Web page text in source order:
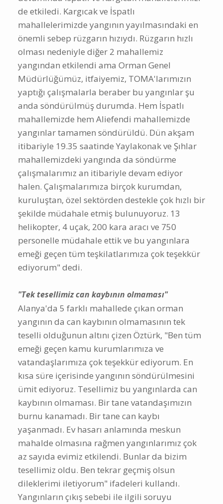
de etkiledi. Kargıcak ve İspatlı
mahallelerimizde yangının yayılmasındaki en
önemli sebep rüzgarın hızıydı. Rüzgarın hızlı
olması nedeniyle diğer 2 mahallemiz
yangından etkilendi ama Orman Genel
Müdürlüğümüz, itfaiyemiz, TOMA'larımızın
yaptığı çalışmalarla beraber bu yangınlar şu
anda söndürülmüş durumda. Hem İspatlı
mahallemizde hem Aliefendi mahallemizde
yangınlar tamamen söndürüldü. Dün akşam
itibariyle 19.35 saatinde Yaylakonak ve Şıhlar
mahallemizdeki yangında da söndürme
çalışmalarımız an itibariyle devam ediyor
halen. Çalışmalarımıza birçok kurumdan,
kuruluştan, özel sektörden destekle çok hızlı bir
şekilde müdahale etmiş bulunuyoruz. 13
helikopter, 4 uçak, 200 kara aracı ve 750
personelle müdahale ettik ve bu yangınlara
emeği geçen tüm teşkilatlarımıza çok teşekkür
ediyorum" dedi.
"Tek tesellimiz can kaybının olmaması"
Alanya'da 5 farklı mahallede çıkan orman
yangının da can kaybının olmamasının tek
teselli olduğunun altını çizen Öztürk, "Ben tüm
emeği geçen kamu kurumlarımıza ve
vatandaşlarımıza çok teşekkür ediyorum. En
kısa süre içerisinde yangının söndürülmesini
ümit ediyoruz. Tesellimiz bu yangınlarda can
kaybının olmaması. Bir tane vatandaşımızın
burnu kanamadı. Bir tane can kaybı
yaşanmadı. Ev hasarı anlamında meskun
mahalde olmasına rağmen yangınlarımız çok
az sayıda evimiz etkilendi. Bunlar da bizim
tesellimiz oldu. Ben tekrar geçmiş olsun
dileklerimi iletiyorum" ifadeleri kullandı.
Yangınların çıkış sebebi ile ilgili soruyu